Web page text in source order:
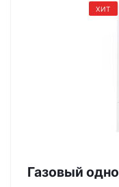
ХИТ
Газовый